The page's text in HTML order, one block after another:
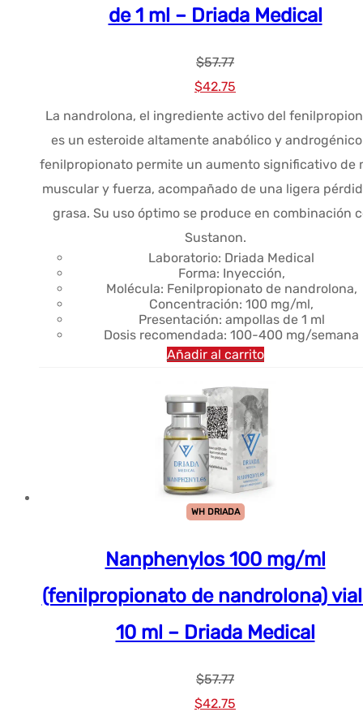
de 1 ml – Driada Medical
$57.77
El
precio
original
era:
$57.77.
$42.75
precio
actual
es:
$42.75.
La nandrolona, el ingrediente activo del
es un esteroide altamente anabólico y
fenilpropionato permite un aumento significativo de
muscular y fuerza, acompañado de una ligera
grasa. Su uso óptimo se produce en combinación
Sustanon.
Laboratorio: Driada Medical
Forma: Inyección,
Molécula: Fenilpropionato de nandrolona,
Concentración: 100 mg/ml,
Presentación: ampollas de 1 ml
Dosis recomendada: 100-400 mg/semana
Añadir al carrito
WH DRIADA
Nanphenylos 100 mg/ml
(fenilpropionato de nandrolona)
10 ml – Driada Medical
$57.77
El
$42.75